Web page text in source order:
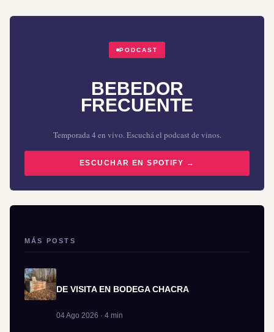
PODCAST
BEBEDOR
FRECUENTE
Temporada 4 en vivo. Escuchá el podcast de vinos.
ESCUCHAR EN SPOTIFY →
MÁS POSTS
DE VISITA EN BODEGA CHACRA
04 Ago 2026 · 4 min